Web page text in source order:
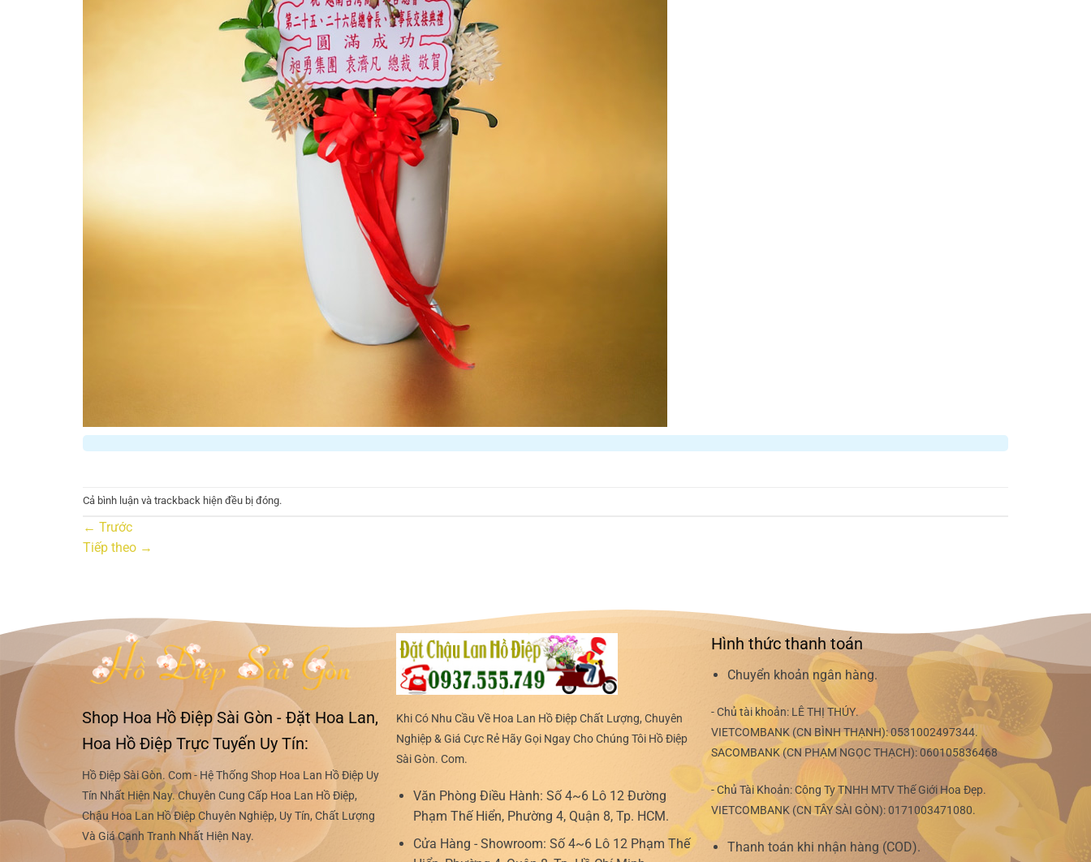
Cả bình luận và trackback hiện đều bị đóng.
← Trước
Tiếp theo →
Shop Hoa Hồ Điệp Sài Gòn - Đặt Hoa Lan,
Hoa Hồ Điệp Trực Tuyến Uy Tín:
Hồ Điệp Sài Gòn. Com - Hệ Thống Shop Hoa Lan Hồ Điệp Uy
Tín Nhất Hiện Nay. Chuyên Cung Cấp Hoa Lan Hồ Điệp,
Chậu Hoa Lan Hồ Điệp Chuyên Nghiệp, Uy Tín, Chất Lượng
Và Giá Cạnh Tranh Nhất Hiện Nay.
Khi Có Nhu Cầu Về Hoa Lan Hồ Điệp Chất Lượng, Chuyên
Nghiệp & Giá Cực Rẻ Hãy Gọi Ngay Cho Chúng Tôi Hồ Điệp
Sài Gòn. Com.
Văn Phòng Điều Hành: Số 4~6 Lô 12 Đường
Phạm Thế Hiển, Phường 4, Quận 8, Tp. HCM.
Cửa Hàng - Showroom: Số 4~6 Lô 12 Phạm Thế
Hình thức thanh toán
Chuyển khoản ngân hàng.
- Chủ tài khoản: LÊ THỊ THÚY.
VIETCOMBANK (CN BÌNH THẠNH):0531002497344.
SACOMBANK (CN PHẠM NGỌC THẠCH):060105836468
- Chủ Tài Khoản: Công Ty TNHH MTV Thế Giới Hoa Đẹp.
VIETCOMBANK (CN TÂY SÀI GÒN):0171003471080.
Thanh toán khi nhận hàng (COD).